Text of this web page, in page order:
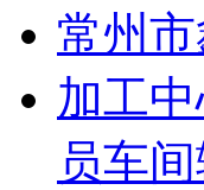
常州
加工
员车